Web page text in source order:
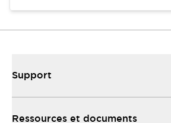
Support
Ressources et documents